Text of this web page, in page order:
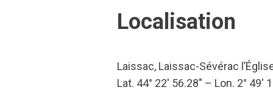
Localisation
Laissac, Laissac-Sévérac
Lat. 44° 22′ 56.28″ – Lon. 2° 49′